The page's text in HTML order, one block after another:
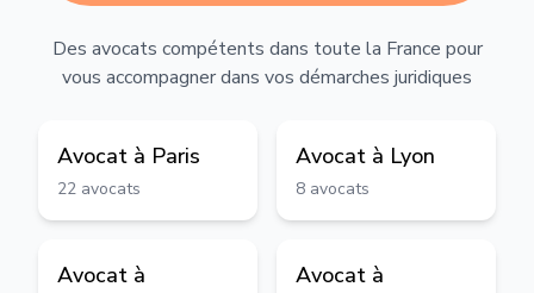
Des avocats compétents dans toute la France pour
vous accompagner dans vos démarches juridiques
Avocat à Paris
22 avocats
Avocat à Lyon
8 avocats
Avocat à
Avocat à